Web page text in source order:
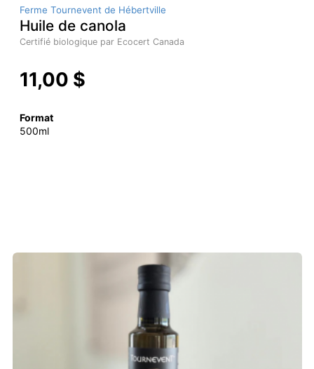
Ferme Tournevent de Hébertville
Huile de canola
Certifié biologique par Ecocert Canada
11,00 $
Format
500ml